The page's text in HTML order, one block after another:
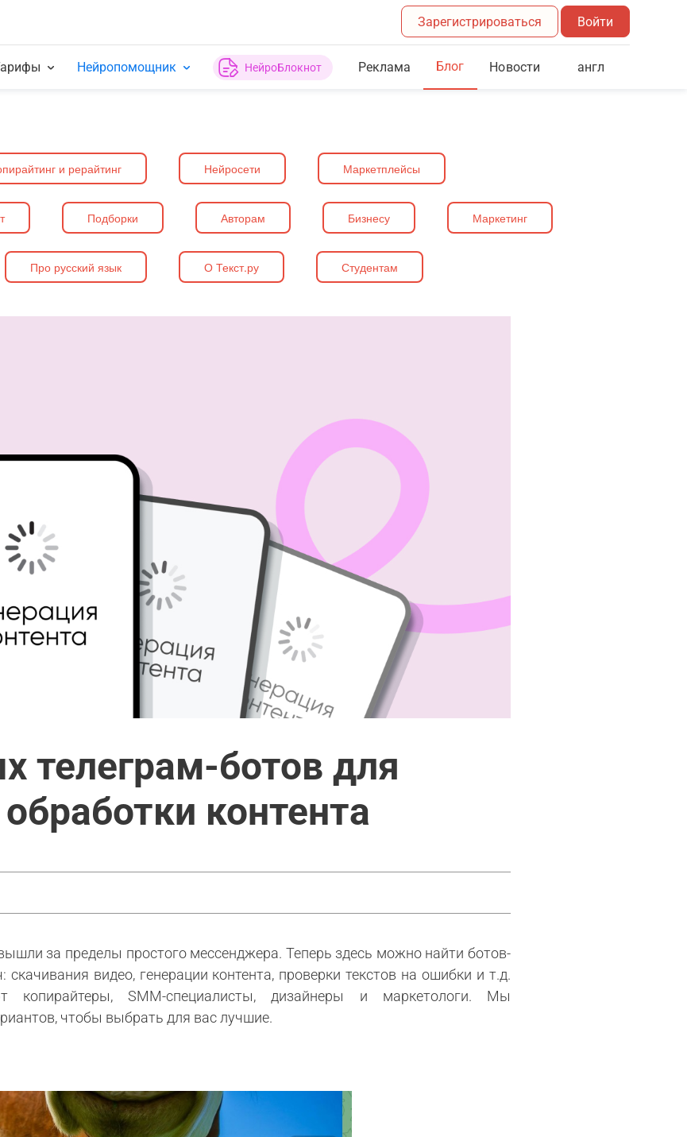
Зарегистрироваться Войти
Нейропомощник НейроБлокнот Реклама Блог Новости англ
и рерайтинг Нейросети Маркетплейсы
Подборки Авторам Бизнесу Маркетинг
Про русский язык О Текст.ру Студентам
телеграм-ботов для
контента
за пределы простого мессенджера. Теперь здесь можно найти ботов-
видео, генерации контента, проверки текстов на ошибки и т.д.
копирайтеры, SMM-специалисты, дизайнеры и маркетологи. Мы
чтобы выбрать для вас лучшие.